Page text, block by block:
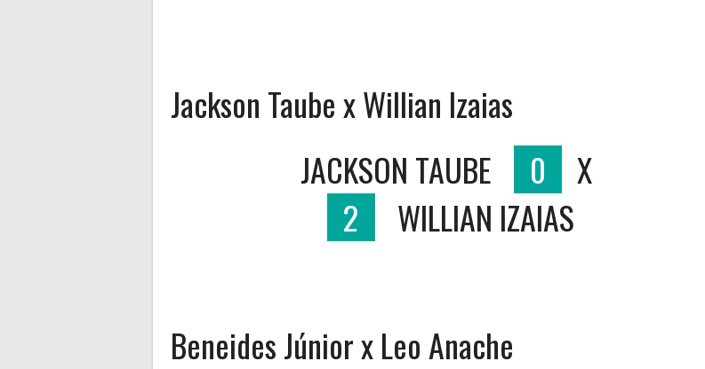
Jackson Taube x Willian Izaias
JACKSON TAUBE
0
X
2
WILLIAN IZAIAS
Beneides Júnior x Leo Anache